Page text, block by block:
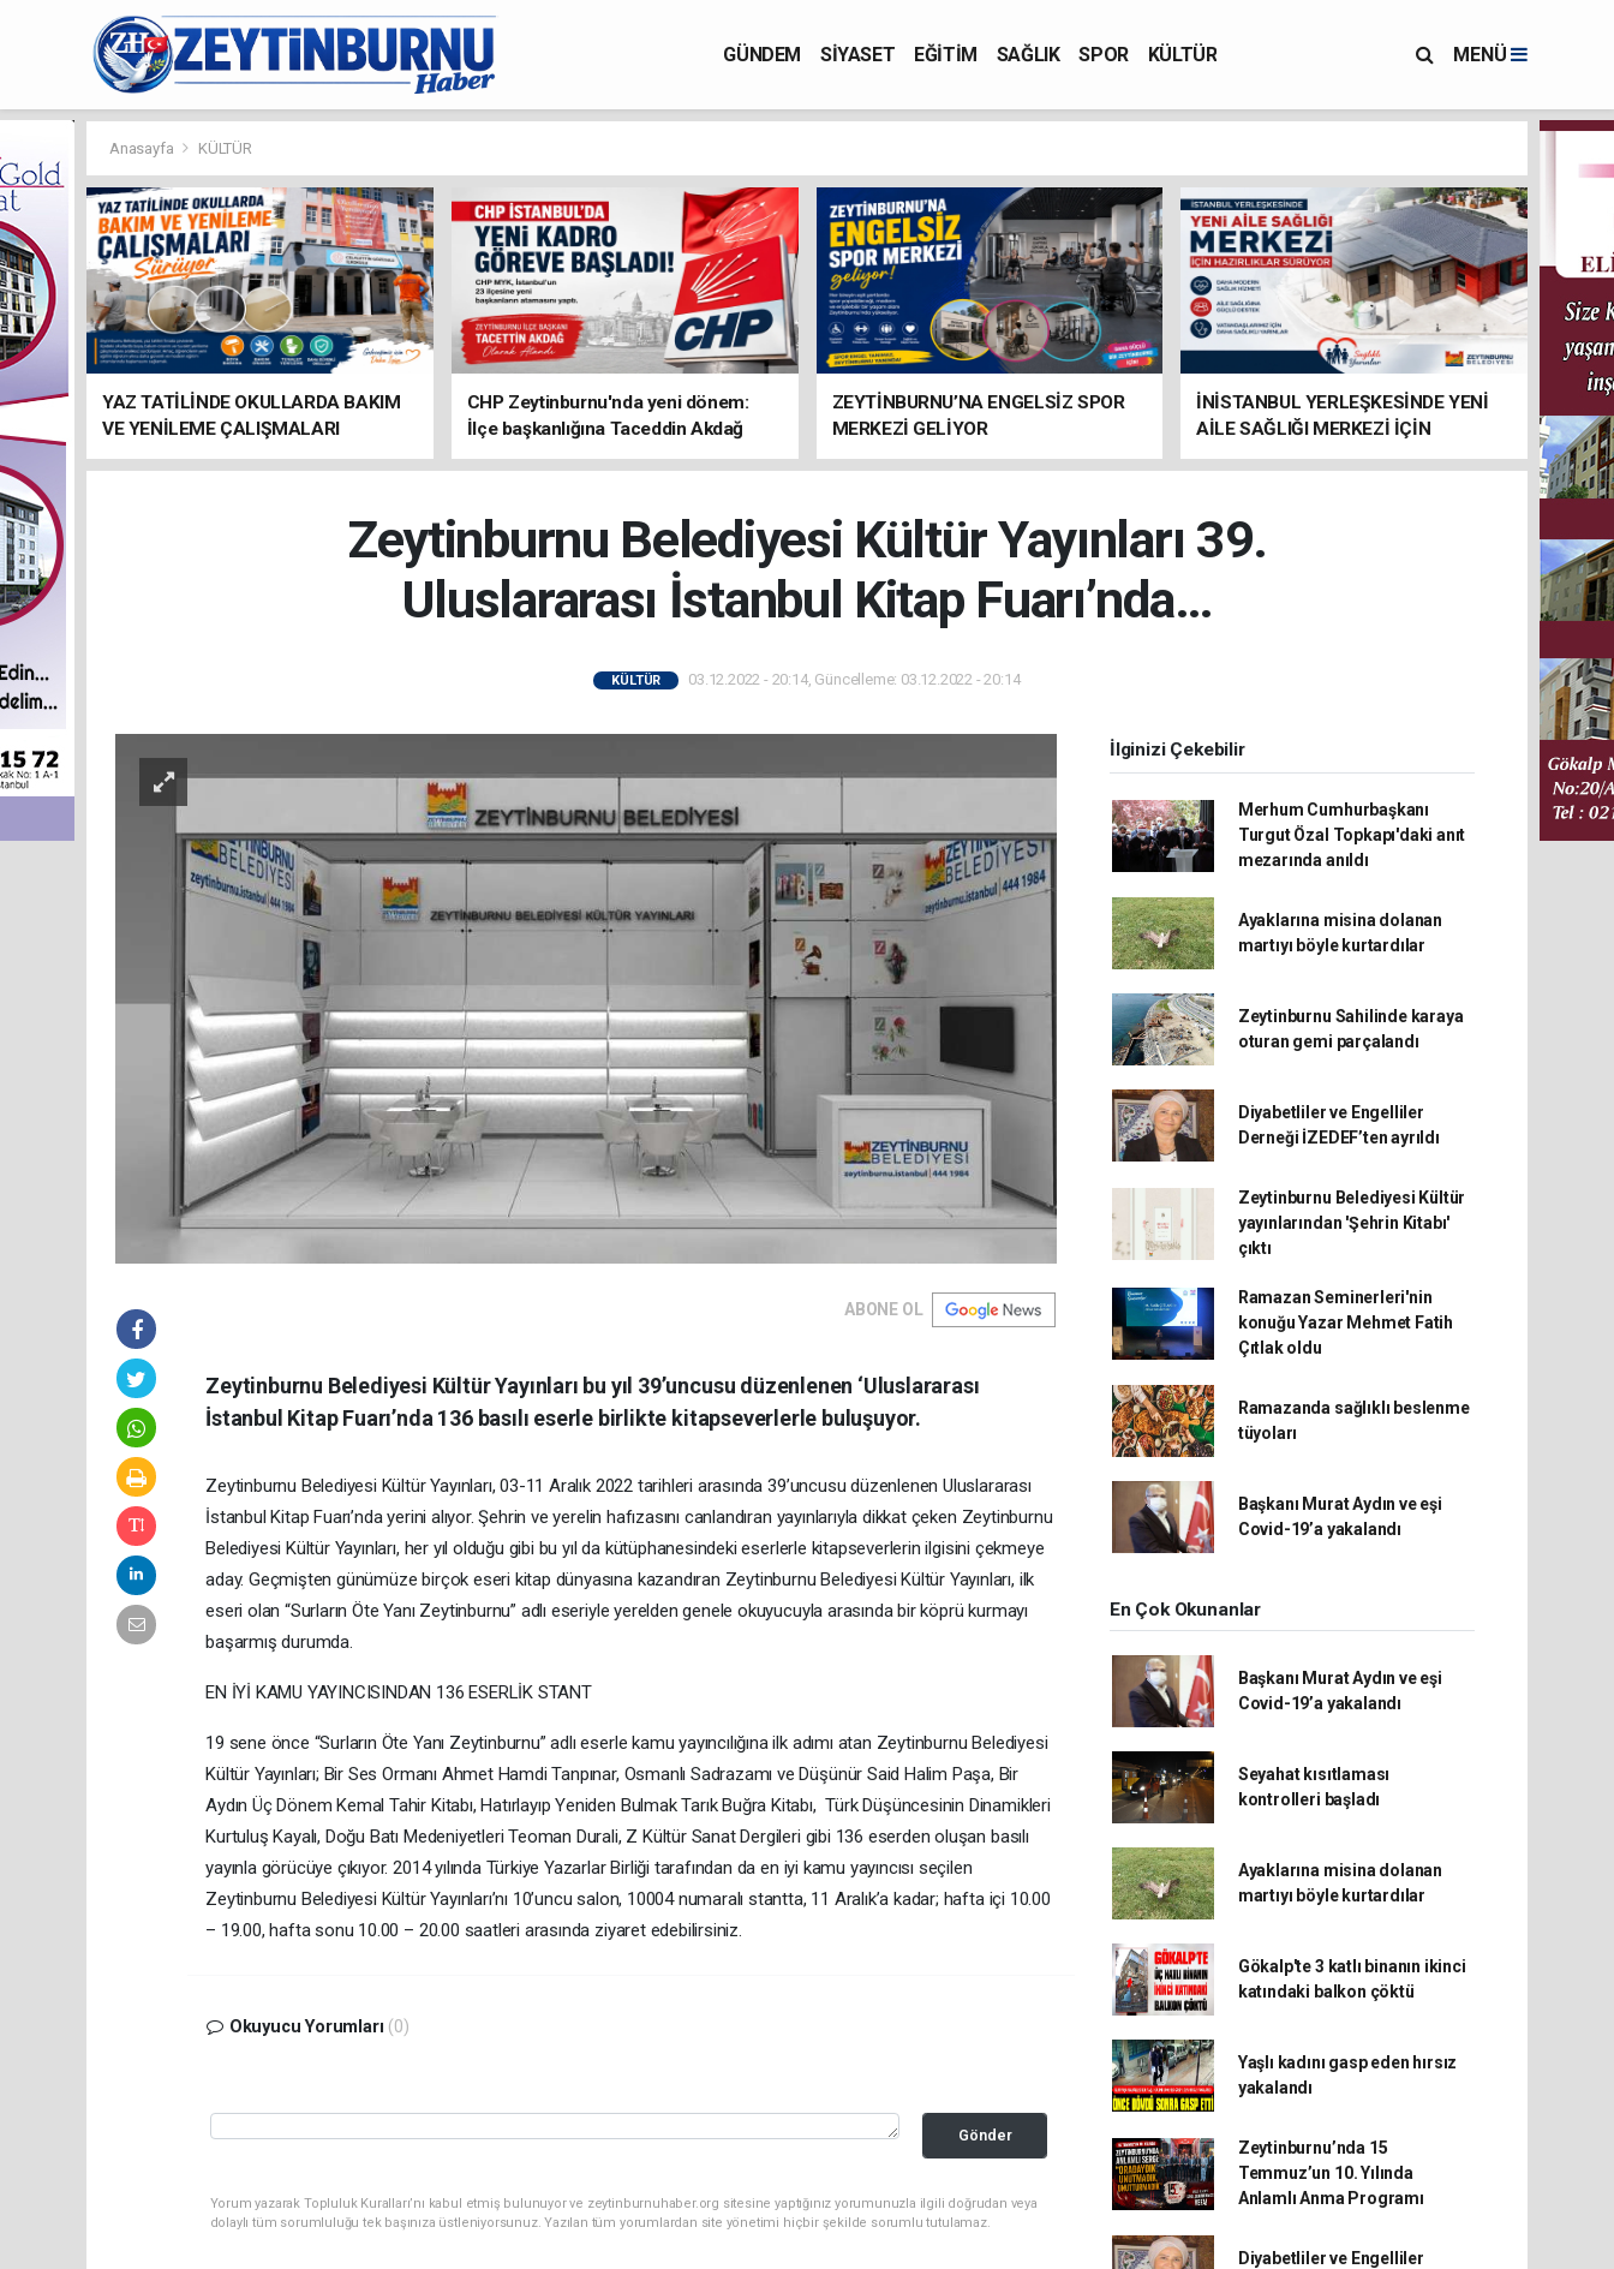
GÜNDEM SİYASET EĞİTİM SAĞLIK SPOR KÜLTÜR MENÜ
Anasayfa KÜLTÜR
YAZ TATİLİNDE OKULLARDA BAKIM
VE YENİLEME ÇALIŞMALARI
SÜRÜYOR
CHP Zeytinburnu'nda yeni dönem:
İlçe başkanlığına Taceddin Akdağ
atandı
ZEYTİNBURNU’NA ENGELSİZ SPOR
MERKEZİ GELİYOR
İNİSTANBUL YERLEŞKESİNDE YENİ
AİLE SAĞLIĞI MERKEZİ İÇİN
HAZIRLIKLAR SÜRÜYOR
Zeytinburnu Belediyesi Kültür Yayınları 39.
Uluslararası İstanbul Kitap Fuarı’nda…
KÜLTÜR 03.12.2022 - 20:14, Güncelleme: 03.12.2022 - 20:14
ABONE OL
Zeytinburnu Belediyesi Kültür Yayınları bu yıl 39’uncusu düzenlenen ‘Uluslararası
İstanbul Kitap Fuarı’nda 136 basılı eserle birlikte kitapseverlerle buluşuyor.
Zeytinburnu Belediyesi Kültür Yayınları, 03-11 Aralık 2022 tarihleri arasında 39’uncusu düzenlenen Uluslararası
İstanbul Kitap Fuarı’nda yerini alıyor. Şehrin ve yerelin hafızasını canlandıran yayınlarıyla dikkat çeken Zeytinburnu
Belediyesi Kültür Yayınları, her yıl olduğu gibi bu yıl da kütüphanesindeki eserlerle kitapseverlerin ilgisini çekmeye
aday. Geçmişten günümüze birçok eseri kitap dünyasına kazandıran Zeytinburnu Belediyesi Kültür Yayınları, ilk
eseri olan “Surların Öte Yanı Zeytinburnu” adlı eseriyle yerelden genele okuyucuyla arasında bir köprü kurmayı
başarmış durumda.
EN İYİ KAMU YAYINCISINDAN 136 ESERLİK STANT
19 sene önce “Surların Öte Yanı Zeytinburnu” adlı eserle kamu yayıncılığına ilk adımı atan Zeytinburnu Belediyesi
Kültür Yayınları; Bir Ses Ormanı Ahmet Hamdi Tanpınar, Osmanlı Sadrazamı ve Düşünür Said Halim Paşa, Bir
Aydın Üç Dönem Kemal Tahir Kitabı, Hatırlayıp Yeniden Bulmak Tarık Buğra Kitabı, Türk Düşüncesinin Dinamikleri
Kurtuluş Kayalı, Doğu Batı Medeniyetleri Teoman Durali, Z Kültür Sanat Dergileri gibi 136 eserden oluşan basılı
yayınla görücüye çıkıyor. 2014 yılında Türkiye Yazarlar Birliği tarafından da en iyi kamu yayıncısı seçilen
Zeytinburnu Belediyesi Kültür Yayınları’nı 10’uncu salon, 10004 numaralı stantta, 11 Aralık’a kadar; hafta içi 10.00
– 19.00, hafta sonu 10.00 – 20.00 saatleri arasında ziyaret edebilirsiniz.
Okuyucu Yorumları (0)
Gönder
Yorum yazarak Topluluk Kuralları’nı kabul etmiş bulunuyor ve zeytinburnuhaber.org sitesine yaptığınız yorumunuzla ilgili doğrudan veya
dolaylı tüm sorumluluğu tek başınıza üstleniyorsunuz. Yazılan tüm yorumlardan site yönetimi hiçbir şekilde sorumlu tutulamaz.
İlginizi Çekebilir
Merhum Cumhurbaşkanı
Turgut Özal Topkapı'daki anıt
mezarında anıldı
Ayaklarına misina dolanan
martıyı böyle kurtardılar
Zeytinburnu Sahilinde karaya
oturan gemi parçalandı
Diyabetliler ve Engelliler
Derneği İZEDEF’ten ayrıldı
Zeytinburnu Belediyesi Kültür
yayınlarından 'Şehrin Kitabı'
çıktı
Ramazan Seminerleri'nin
konuğu Yazar Mehmet Fatih
Çıtlak oldu
Ramazanda sağlıklı beslenme
tüyoları
Başkanı Murat Aydın ve eşi
Covid-19’a yakalandı
En Çok Okunanlar
Başkanı Murat Aydın ve eşi
Covid-19’a yakalandı
Seyahat kısıtlaması
kontrolleri başladı
Ayaklarına misina dolanan
martıyı böyle kurtardılar
Gökalp'te 3 katlı binanın ikinci
katındaki balkon çöktü
Yaşlı kadını gasp eden hırsız
yakalandı
Zeytinburnu’nda 15
Temmuz’un 10. Yılında
Anlamlı Anma Programı
Diyabetliler ve Engelliler